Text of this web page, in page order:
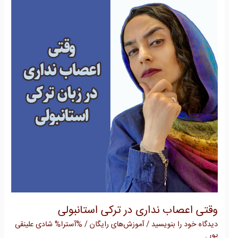
وقتی اعصاب نداری در ترکی استانبولی
دیدگاه‌ خود را بنویسید /آموزش‌های رایگان/ %آسترا% شادی علینقی
ترکی
استانبولی